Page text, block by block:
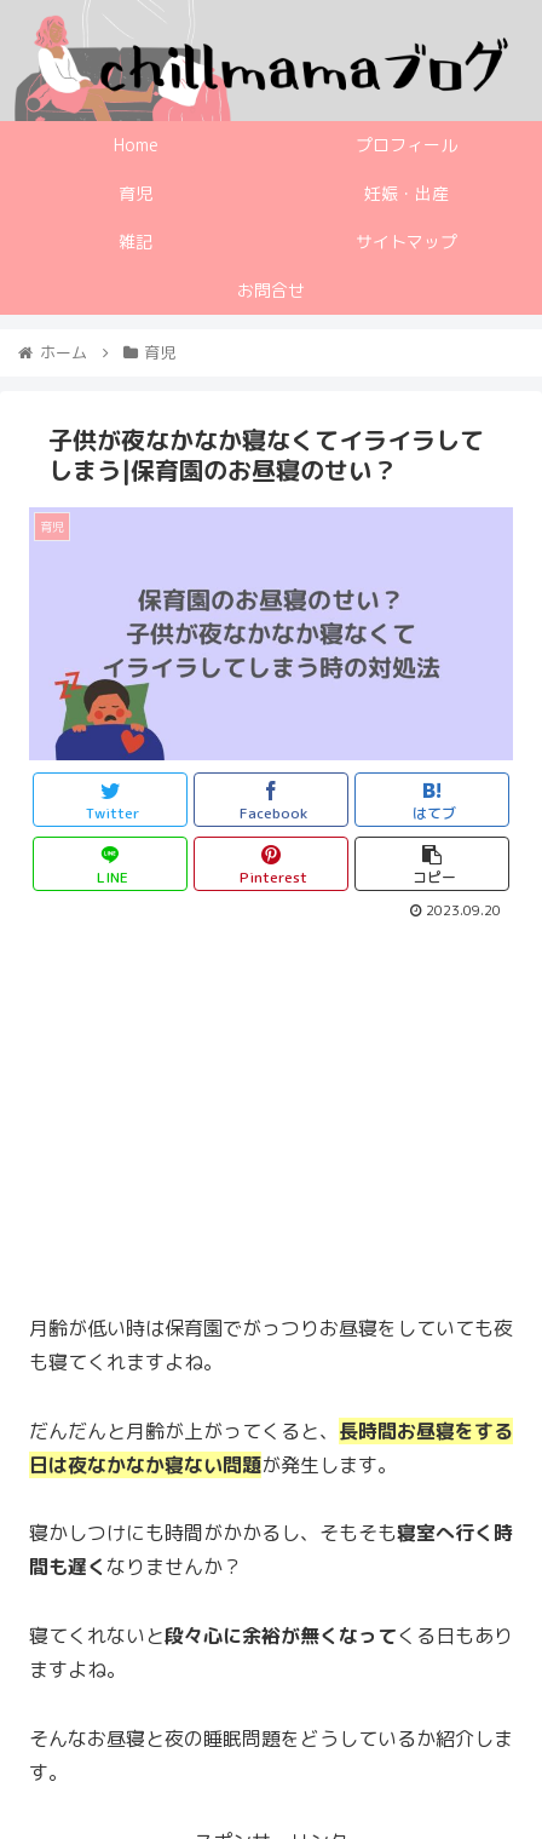
Home プロフィール
育児 妊娠・出産
雑記 サイトマップ
お問合せ
ホーム 育児
子供が夜なかなか寝なくてイライラして
しまう|保育園のお昼寝のせい？
育児
Twitter Facebook はてブ
LINE Pinterest コピー
2023.09.20
月齢が低い時は保育園でがっつりお昼寝をしていても夜
も寝てくれますよね。
だんだんと月齢が上がってくると、 長時間お昼寝をする
日は夜なかなか寝ない問題が発生します。
寝かしつけにも時間がかかるし、そもそも寝室へ行く時
間も遅く なりませんか？
寝てくれないと段々心に余裕が無くなってくる日もあり
ますよね。
そんなお昼寝と夜の睡眠問題をどうしているか紹介しま
す。